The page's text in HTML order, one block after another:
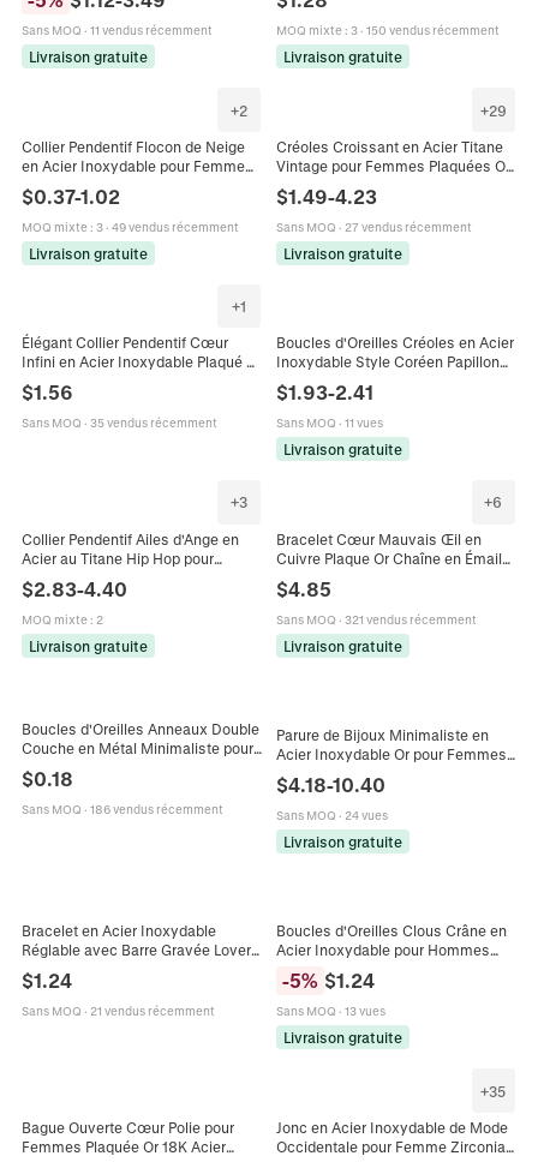
Réglables en Émail Bijoux Or
Argent
Sans MOQ · 11 vendus récemment
Livraison gratuite
Femmes Bijoux de Navette de
Niche
MOQ mixte: 3· 150 vendus récemment
Livraison gratuite
+2
Collier Pendentif Flocon de Neige
en Acier Inoxydable pour Femme
d'Hiver Cadeau de Noël
$0.37-1.02
MOQ mixte: 3· 49 vendus récemment
Livraison gratuite
+29
Créoles Croissant en Acier Titane
Vintage pour Femmes Plaquées Or
Géométriques Texturées Bijoux
$1.49-4.23
Sans MOQ · 27 vendus récemment
Livraison gratuite
+1
Élégant Collier Pendentif Cœur
Infini en Acier Inoxydable Plaqué Or
Cuivre Strass Chaîne de Clavicule
pour Femme Bijoux de Mode
Cadeau
$1.56
Sans MOQ · 35 vendus récemment
Boucles d'Oreilles Créoles en Acier
Inoxydable Style Coréen Papillon
Cœur Avec Incrustation de Perles
Artificielles Bijoux de Mode Femme
$1.93-2.41
Sans MOQ · 11 vues
Livraison gratuite
+3
Collier Pendentif Ailes d'Ange en
Acier au Titane Hip Hop pour
Rose Bijoux Cupidon Religieux
$2.83-4.40
MOQ mixte: 2
Livraison gratuite
+6
Bracelet Cœur Mauvais Œil en
Cuivre Plaque Or Chaîne en Émail
Hop Réglables pour Femmes
Hommes
$4.85
Sans MOQ · 321 vendus récemment
Livraison gratuite
Boucles d'Oreilles Anneaux Double
Couche en Métal Minimaliste pour
Femmes Boucles d'Oreilles
Pendantes Géométriques
$0.18
Sans MOQ · 186 vendus récemment
Parure de Bijoux Minimaliste en
Acier Inoxydable Or pour Femmes
Collier Multicouche Et Bracelet
Chaîne à Maillons Bambou
Accessoires Mode Géométriques
$4.18-10.40
Sans MOQ · 24 vues
Livraison gratuite
Bracelet en Acier Inoxydable
Réglable avec Barre Gravée Lover
Dream Cadeau Minimaliste de la
Saint-Valentin Homme Femme
$1.24
Sans MOQ · 21 vendus récemment
Boucles d'Oreilles Clous Crâne en
Acier Inoxydable pour Hommes
Punk Poli Argent Noir Rondes à Vis
Bijoux d'Oreille Mode Hip Hop
-5% $1.24
Sans MOQ · 13 vues
Livraison gratuite
Bague Ouverte Cœur Polie pour
Femmes Plaquée Or 18K Acier
+35
Jonc en Acier Inoxydable de Mode
Occidentale pour Femme Zirconia